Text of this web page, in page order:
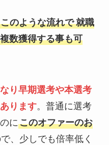
このような流れで 就職
数獲得する事も可
り早期選考や本選考
ります。普通に選考
にこのオファーのお
、少しでも倍率低く